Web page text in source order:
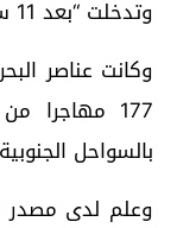
وتدخلت “بعد 11 ساعة.
وكانت عناصر
177
بالسواحل
وعلم لدى مصدر